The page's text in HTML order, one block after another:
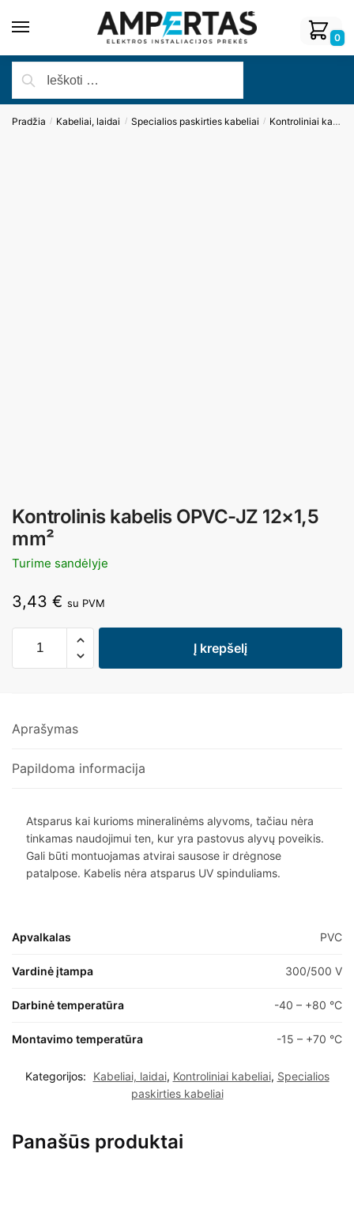
0
Pradžia / Kabeliai, laidai / Specialios paskirties kabeliai / Kontroliniai kabeliai
Kontrolinis kabelis OPVC-JZ 12×1,5
mm²
Turime sandėlyje
3,43 € su PVM
Į krepšelį
Aprašymas
Papildoma informacija
Atsparus kai kurioms mineralinėms alyvoms, tačiau nėra
tinkamas naudojimui ten, kur yra pastovus alyvų poveikis.
Gali būti montuojamas atvirai sausose ir drėgnose
patalpose. Kabelis nėra atsparus UV spinduliams.
Apvalkalas PVC
Vardinė įtampa 300/500 V
Darbinė temperatūra -40 – +80 °C
Montavimo temperatūra -15 – +70 °C
Kategorijos: Kabeliai, laidai, Kontroliniai kabeliai, Specialios
paskirties kabeliai
Panašūs produktai